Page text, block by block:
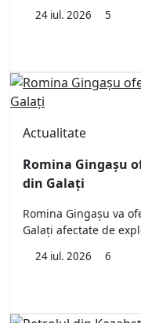
24 iul. 2026 5
Actualitate
Romina Gingașu
din Galați
Romina Gingașu va
Galați afectate de
24 iul. 2026 6